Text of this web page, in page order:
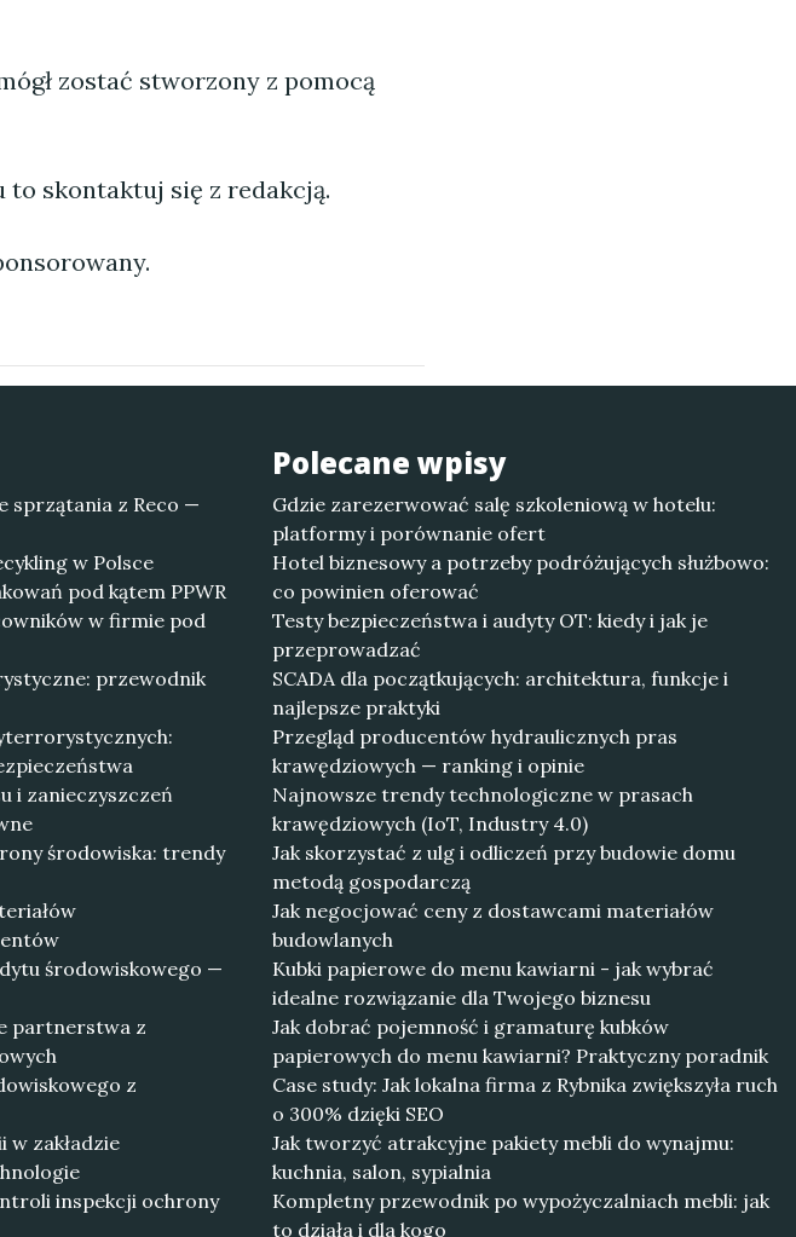
zostać stworzony z pomocą
to skontaktuj się z redakcją.
sprzątania z Reco —
w Polsce
pod kątem PPWR
w firmie pod
przewodnik
i zanieczyszczeń
środowiska: trendy
środowiskowego —
partnerstwa z
z
w zakładzie
inspekcji ochrony
Polecane wpisy
Gdzie zarezerwować salę szkoleniową w hotelu:
platformy i porównanie ofert
Hotel biznesowy a potrzeby podróżujących służbowo:
co powinien oferować
Testy bezpieczeństwa i audyty OT: kiedy i jak je
przeprowadzać
SCADA dla początkujących: architektura, funkcje i
najlepsze praktyki
Przegląd producentów hydraulicznych pras
krawędziowych — ranking i opinie
Najnowsze trendy technologiczne w prasach
krawędziowych (IoT, Industry 4.0)
Jak skorzystać z ulg i odliczeń przy budowie domu
metodą gospodarczą
Jak negocjować ceny z dostawcami materiałów
budowlanych
Kubki papierowe do menu kawiarni - jak wybrać
idealne rozwiązanie dla Twojego biznesu
Jak dobrać pojemność i gramaturę kubków
papierowych do menu kawiarni? Praktyczny poradnik
Case study: Jak lokalna firma z Rybnika zwiększyła ruch
o 300% dzięki SEO
Jak tworzyć atrakcyjne pakiety mebli do wynajmu:
kuchnia, salon, sypialnia
Kompletny przewodnik po wypożyczalniach mebli: jak
to działa i dla kogo